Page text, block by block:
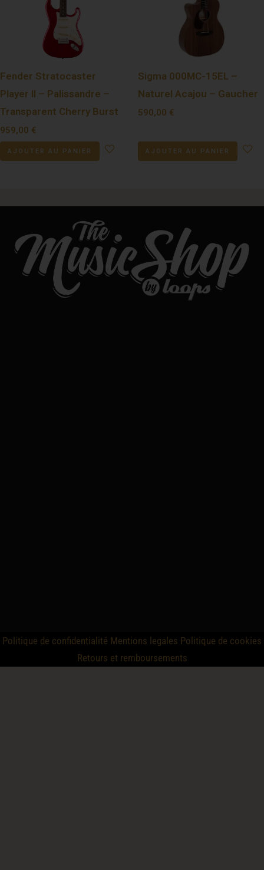
Fender Stratocaster
Player II – Palissandre –
Transparent Cherry Burst
959,00 €
AJOUTER AU PANIER
Sigma 000MC-15EL –
Naturel Acajou – Gaucher
590,00 €
AJOUTER AU PANIER
Politique de confidentialité Mentions legales Politique de cookies
Retours et remboursements